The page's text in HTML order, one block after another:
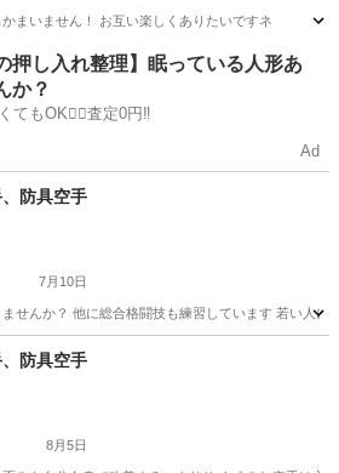
まいません！ お互い楽しくありたいですネ
愚痴
押し入れ整理】眠っている人形あ
か？
てもOK🙆‍♀️査定0円‼️
Ad
防具空手
7月10日
せんか？ 他に総合格闘技も練習しています 若い人
闘技 総合格闘技
防具空手
8月5日